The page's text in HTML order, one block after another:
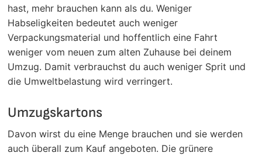
hast, mehr brauchen kann als du. Weniger
Habseligkeiten bedeutet auch weniger
Verpackungsmaterial und hoffentlich eine Fahrt
weniger vom neuen zum alten Zuhause bei deinem
Umzug. Damit verbrauchst du auch weniger Sprit und
die Umweltbelastung wird verringert.
Umzugskartons
Davon wirst du eine Menge brauchen und sie werden
auch überall zum Kauf angeboten. Die grünere